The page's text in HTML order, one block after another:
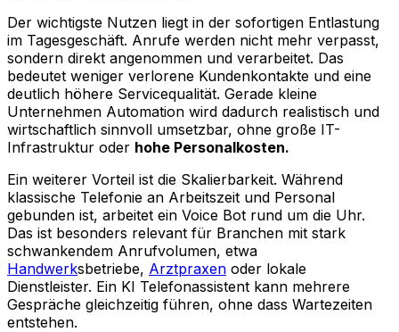
Der wichtigste Nutzen liegt in der sofortigen Entlastung
im Tagesgeschäft. Anrufe werden nicht mehr verpasst,
sondern direkt angenommen und verarbeitet. Das
bedeutet weniger verlorene Kundenkontakte und eine
deutlich höhere Servicequalität. Gerade kleine
Unternehmen Automation wird dadurch realistisch und
wirtschaftlich sinnvoll umsetzbar, ohne große IT-
Infrastruktur oder hohe Personalkosten.
Ein weiterer Vorteil ist die Skalierbarkeit. Während
klassische Telefonie an Arbeitszeit und Personal
gebunden ist, arbeitet ein Voice Bot rund um die Uhr.
Das ist besonders relevant für Branchen mit stark
schwankendem Anrufvolumen, etwa
Handwerksbetriebe, Arztpraxen oder lokale
Dienstleister. Ein KI Telefonassistent kann mehrere
Gespräche gleichzeitig führen, ohne dass Wartezeiten
entstehen.